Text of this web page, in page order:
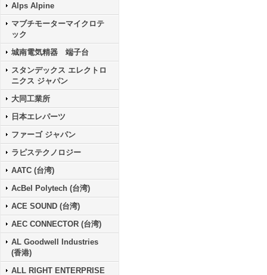
Alps Alpine
マブチモーターマイクロテ
ック
城南電気精器 端子台
スタンデックス エレクトロ
ニクス ジャパン
大同工業所
日本エレパーツ
ファーゴ ジャパン
ラピステクノロジー
AATC (台湾)
AcBel Polytech (台湾)
ACE SOUND (台湾)
AEC CONNECTOR (台湾)
AL Goodwell Industries
(香港)
ALL RIGHT ENTERPRISE